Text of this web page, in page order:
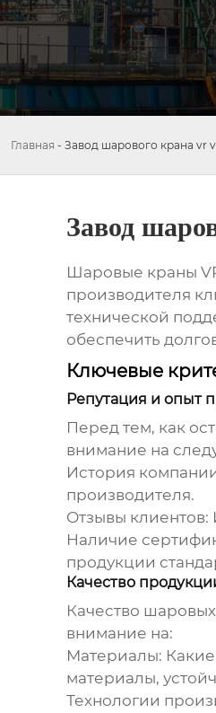
Главная - Завод шарового крана vr
Завод
Шаровые краны
производителя
технической
обеспечить
Ключевые
Репутация и опыт
Перед тем, как
внимание на
История
производителя.
Отзывы клиентов:
Наличие
продукции
Качество
Качество
внимание на:
Материалы:
материалы,
Технологии